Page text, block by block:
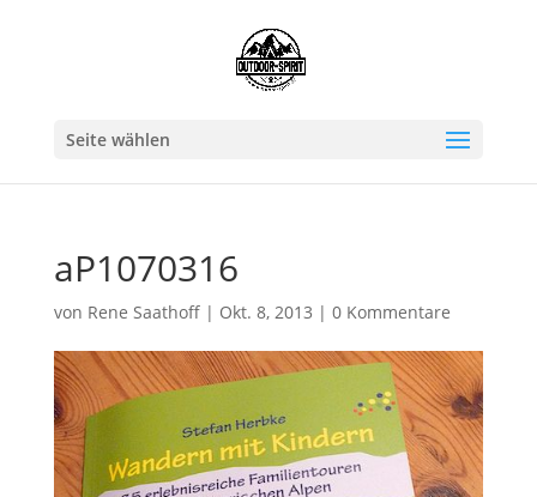
Seite wählen
aP1070316
von Rene Saathoff| Okt. 8, 2013 | 0 Kommentare